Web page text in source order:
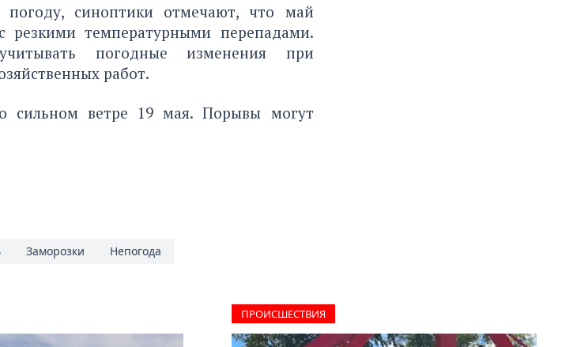
синоптики отмечают, что май
резкими температурными перепадами.
погодные изменения при
работ.
сильном ветре 19 мая. Порывы могут
Заморозки Непогода
ПРОИCШЕСТВИЯ